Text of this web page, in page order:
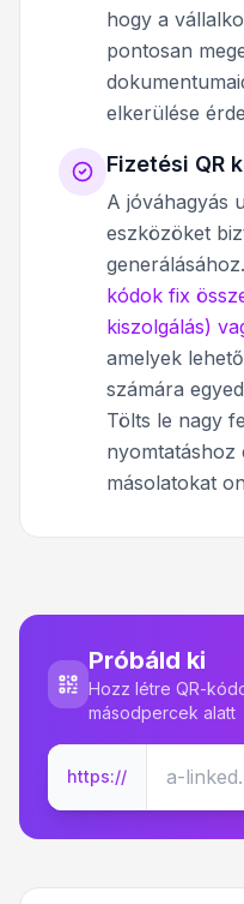
hogy a
pontosan
elkerülése
Fizetési QR
A jóváhagyás
eszközöket
kódok fix
kiszolgálás)
amelyek
számára
Tölts le nagy
nyomtatáshoz
másolatokat
Próbáld ki
Hozz létre QR-
másodpercek alatt
https://